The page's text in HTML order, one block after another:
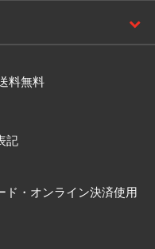
料無料
記
・ オンライン決済使用